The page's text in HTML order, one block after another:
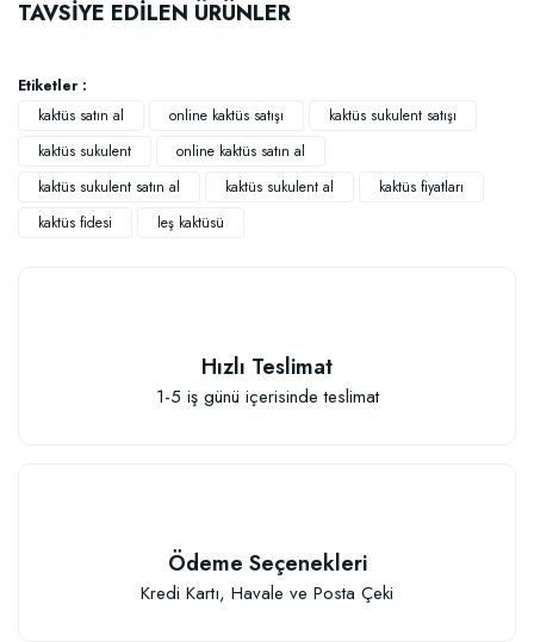
TAVSİYE EDİLEN ÜRÜNLER
Özel Karışım Kaktüs Sukkulent Toprağı (2 litre)
Sepete Ekle
Etiketler :
kaktüs satın al
online kaktüs satışı
kaktüs sukulent satışı
kaktüs sukulent
online kaktüs satın al
kaktüs sukulent satın al
kaktüs sukulent al
kaktüs fiyatları
kaktüs fidesi
leş kaktüsü
Hızlı Teslimat
1-5 iş günü içerisinde teslimat
Ödeme Seçenekleri
Kredi Kartı, Havale ve Posta Çeki